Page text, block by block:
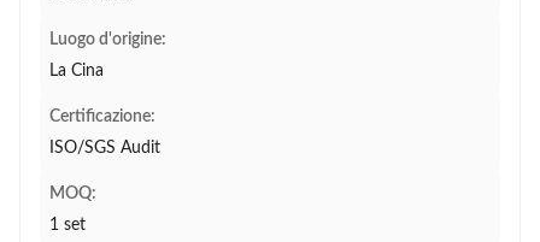
Luogo d'origine:
La Cina
Certificazione:
ISO/SGS Audit
MOQ:
1 set